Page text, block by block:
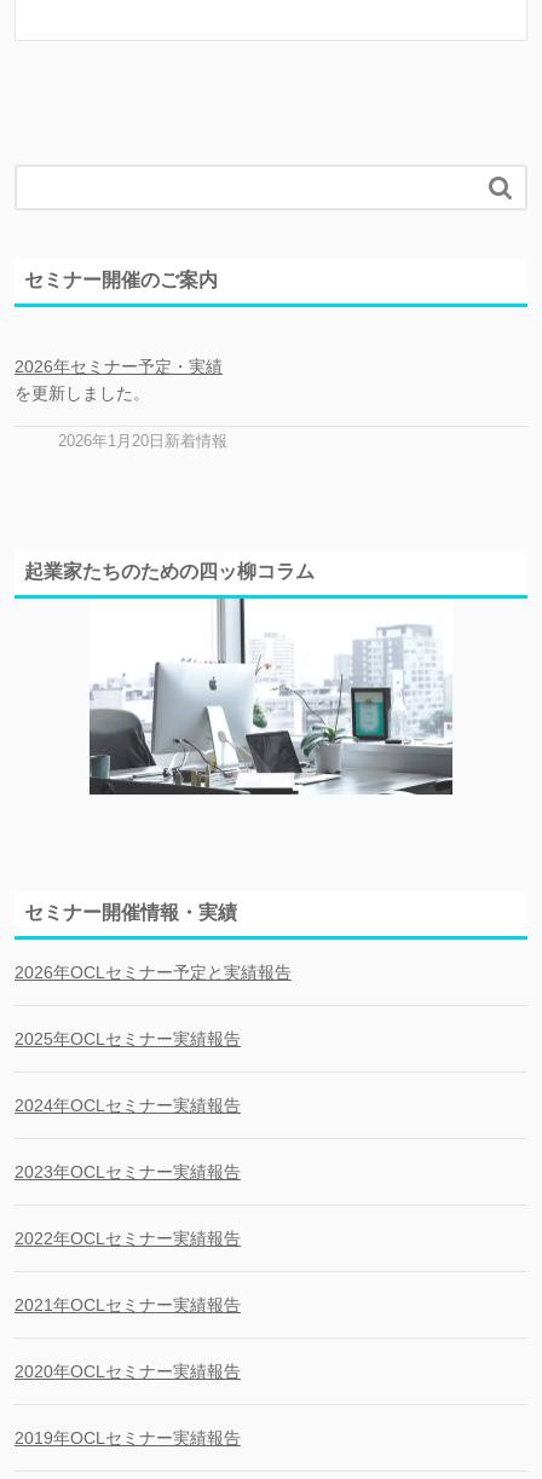

セミナー開催のご案内
2026年セミナー予定・実績
を更新しました。
2026年1月20日新着情報
起業家たちのための四ッ柳コラム
セミナー開催情報・実績
2026年OCLセミナー予定と実績報告
2025年OCLセミナー実績報告
2024年OCLセミナー実績報告
2023年OCLセミナー実績報告
2022年OCLセミナー実績報告
2021年OCLセミナー実績報告
2020年OCLセミナー実績報告
2019年OCLセミナー実績報告